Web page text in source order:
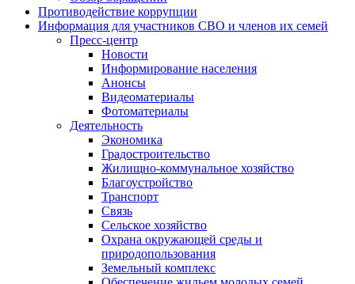
Противодействие коррупции
Информация для участников СВО и членов их семей
Пресс-центр
Новости
Информирование населения
Анонсы
Видеоматериалы
Фотоматериалы
Деятельность
Экономика
Градостроительство
Жилищно-коммунальное хозяйство
Благоустройство
Транспорт
Связь
Сельское хозяйство
Охрана окружающей среды и
природопользования
Земельный комплекс